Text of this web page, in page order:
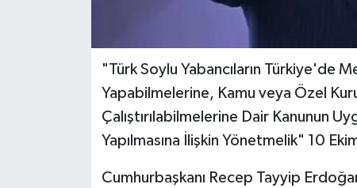
"Türk Soylu Yabancıların Türkiye'de
Yapabilmelerine, Kamu veya Özel
Çalıştırılabilmelerine Dair Kanunun
Yapılmasına İlişkin Yönetmelik" 10
Cumhurbaşkanı Recep Tayyip